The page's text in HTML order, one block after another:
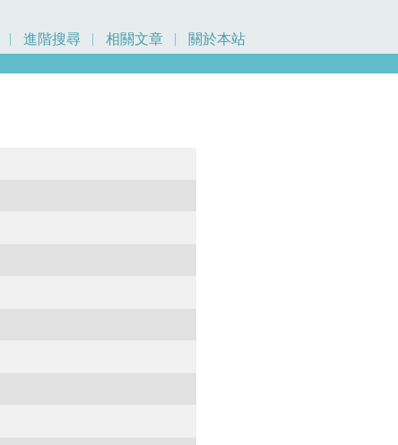
進階搜尋 相關文章 關於本站